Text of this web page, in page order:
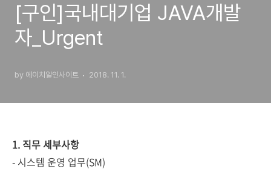
[구인]국내대기업 JAVA개발
자_Urgent
by 에이치알인사이트 2018. 11. 1.
1. 직무 세부사항
- 시스템 운영 업무(SM)